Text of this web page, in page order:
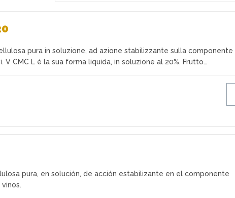
pura in soluzione, ad azione stabilizzante sulla componente
V CMC L è la sua forma liquida, in soluzione al 20%. Frutto…
pura, en solución, de acción estabilizante en el componente